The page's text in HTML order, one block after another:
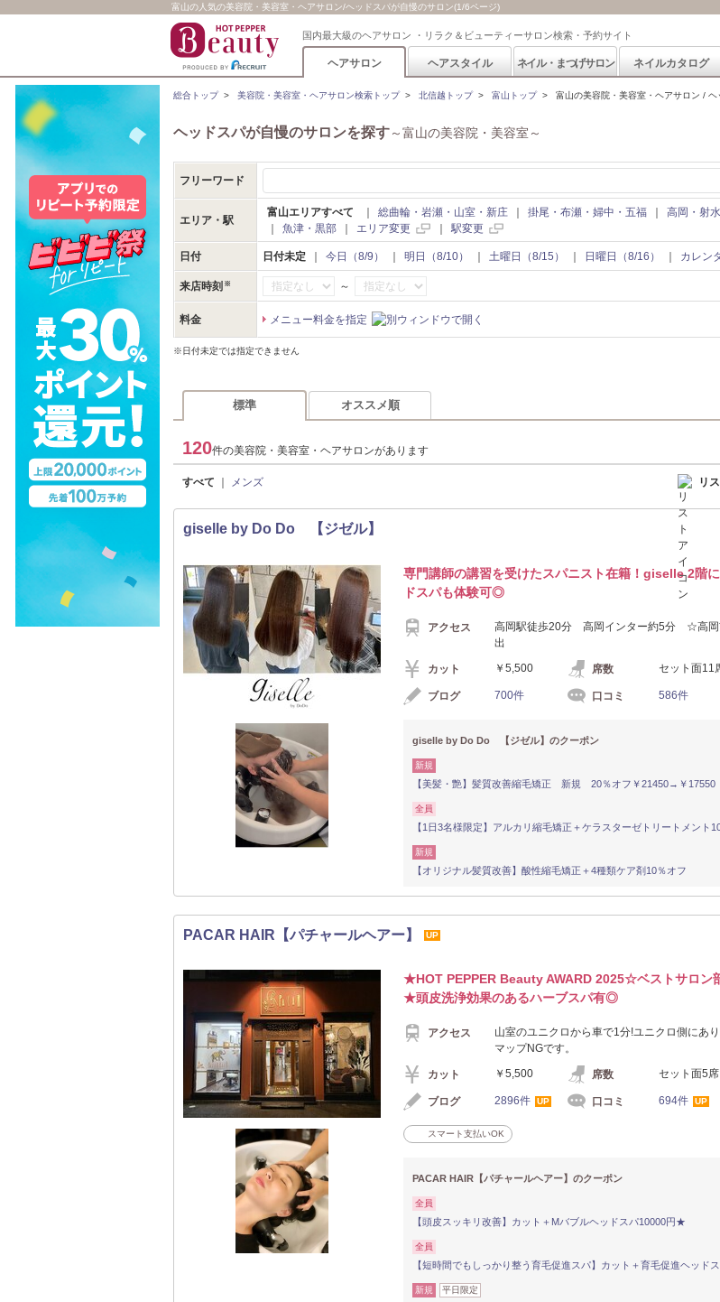
富山の人気の美容院・美容室・ヘアサロン/ヘッドスパが自慢のサロン(1/6ページ)
国内最大級のヘアサロン ・リラク＆ビューティーサロン検索・予約サイト
ヘアサロン ヘアスタイル ネイル・まつげサロン ネイルカタログ
総合トップ> 美容院・美容室・ヘアサロン検索トップ> 北信越トップ> 富山トップ> 富山の美容院・美容室・ヘアサロン /
ヘッドスパが自慢のサロンを探す～富山の美容院・美容室～
フリーワード
エリア・駅
富山エリアすべて 総曲輪・岩瀬・山室・新庄 掛尾・布瀬・婦中・五福
高岡・射
魚津・黒部 エリア変更 駅変更
日付 日付未定 今日（8/9） 明日（8/10） 土曜日（8/15） 日曜日（8/16） カレン
来店時刻 ～
料金 メニュー料金を指定
※日付未定では指定できません
標準 オススメ順
120件の美容院・美容室・ヘアサロンがあります
すべて メンズ リ
giselle by Do Do 【ジゼル】
専門講師の講習を受けたスパニスト在籍！giselle 2階
ドスパも体験可◎
アクセス
高岡駅徒歩20分 高岡インター約5分 ☆高岡
出
カット ￥5,500 席数 セット面11
ブログ 700件 口コミ 586件
giselle by Do Do 【ジゼル】のクーポン
新規
【美髪・艶】髪質改善縮毛矯正 新規 20％オフ￥21450→￥17550
全員
【1日3名様限定】アルカリ縮毛矯正＋ケラスターゼトリートメント
新規
【オリジナル髪質改善】酸性縮毛矯正＋4種類ケア剤10％オフ
PACAR HAIR【パチャールヘアー】 UP
★HOT PEPPER Beauty AWARD 2025☆ベストサロン
★頭皮洗浄効果のあるハーブスパ有◎
アクセス
山室のユニクロから車で1分!ユニクロ側にあ
マップNGです。
カット ￥5,500 席数 セット面5席
ブログ 2896件 UP 口コミ 694件 UP
スマート支払いOK
PACAR HAIR【パチャールヘアー】のクーポン
全員
【頭皮スッキリ改善】カット＋Mバブルヘッドスパ10000円★
全員
【短時間でもしっかり整う育毛促進スパ】カット＋育毛促進ヘッド
新規 平日限定